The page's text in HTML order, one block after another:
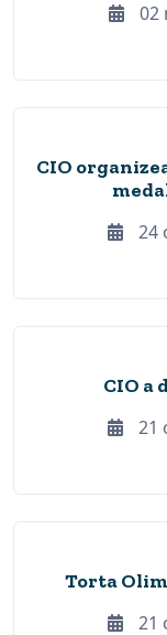
02
CIO
24
CIO a
21
Torta
21